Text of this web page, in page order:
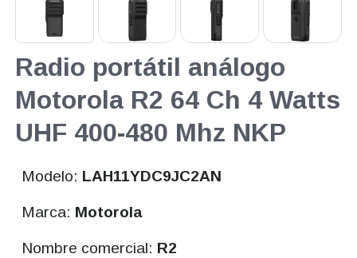
Radio portátil análogo
Motorola R2 64 Ch 4 Watts
UHF 400-480 Mhz NKP
Modelo: LAH11YDC9JC2AN
Marca: Motorola
Nombre comercial: R2